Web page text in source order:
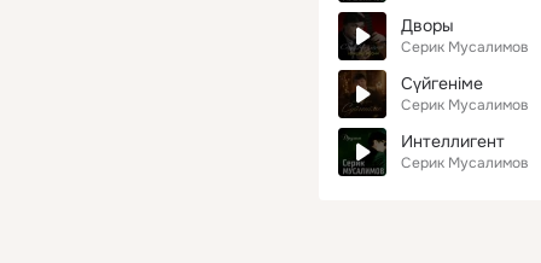
Дворы
Серик Мусалимов
Сүйгеніме
Серик Мусалимов
Интеллигент
Серик Мусалимов